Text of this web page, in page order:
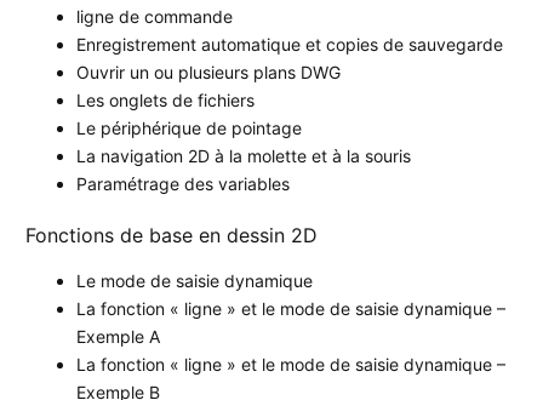
ligne de commande
Enregistrement automatique et copies de sauvegarde
Ouvrir un ou plusieurs plans DWG
Les onglets de fichiers
Le périphérique de pointage
La navigation 2D à la molette et à la souris
Paramétrage des variables
Fonctions de base en dessin 2D
Le mode de saisie dynamique
La fonction « ligne » et le mode de saisie dynamique –
Exemple A
La fonction « ligne » et le mode de saisie dynamique –
Exemple B